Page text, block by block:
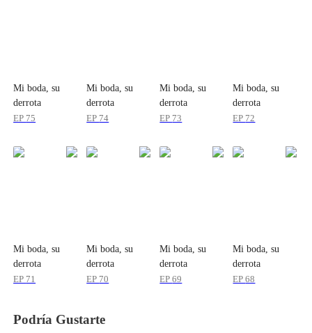
Mi boda, su
derrota
EP 75
Mi boda, su
derrota
EP 74
Mi boda, su
derrota
EP 73
Mi boda, su
derrota
EP 72
Mi boda, su
derrota
EP 71
Mi boda, su
derrota
EP 70
Mi boda, su
derrota
EP69
Mi boda, su
derrota
EP68
Podría Gustarte